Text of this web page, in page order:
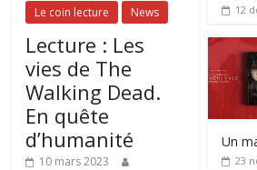
Le coin lecture News
Lecture : Les
vies de The
Walking Dead.
En quête
d’humanité
10 mars 2023
12
Un
23